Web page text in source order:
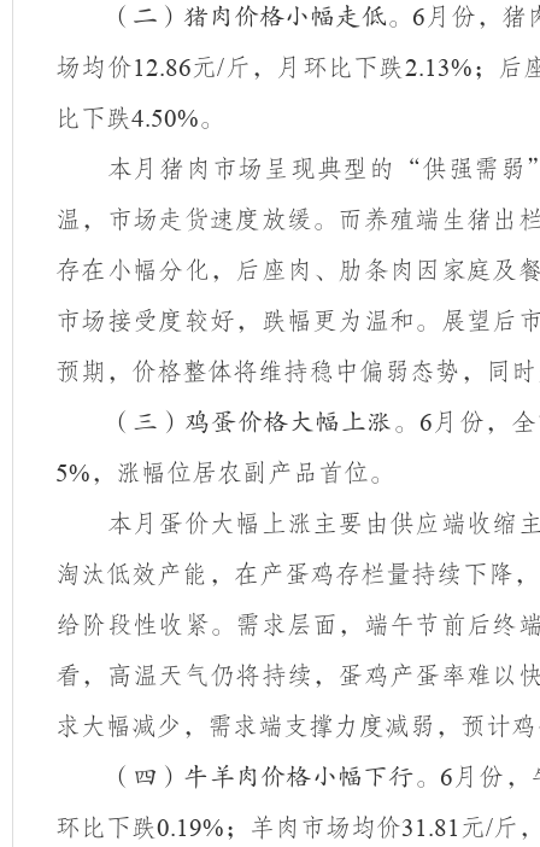
（二）猪肉价格小幅走低。 6 月份，猪
场均价12.86元/斤，月环比下跌2.13%；后
比下跌4.50%。
本月猪肉市场呈现典型的
“供强需弱
温，市场走货速度放缓。而养殖端生猪出
存在小幅分化，后座肉、肋条肉因家庭及
市场接受度较好，跌幅更为温和。展望后
预期，价格整体将维持稳中偏弱态势，同
（三）鸡蛋价格大幅上涨。 6 月份，
5%，涨幅位居农副产品首位。
本月蛋价大幅上涨主要由供应端收缩
淘汰低效产能，在产蛋鸡存栏量持续下降
给阶段性收紧。需求层面，端午节前后终
看，高温天气仍将持续，蛋鸡产蛋率难以
求大幅减少，需求端支撑力度减弱，预计
（四）牛羊肉价格小幅下行。 6 月份
环比下跌0.19%；羊肉市场均价31.81 元/斤